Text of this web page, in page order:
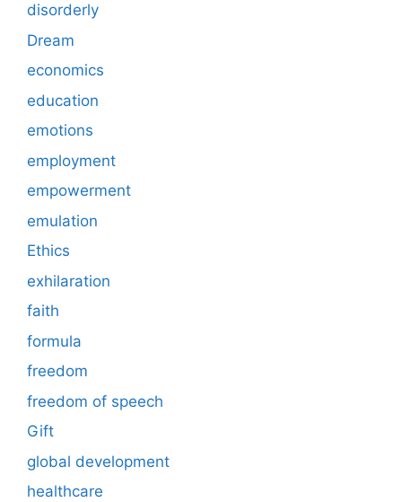
disorderly
Dream
economics
education
emotions
employment
empowerment
emulation
Ethics
exhilaration
faith
formula
freedom
freedom of speech
Gift
global development
healthcare